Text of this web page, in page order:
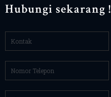
Hubungi sekarang !